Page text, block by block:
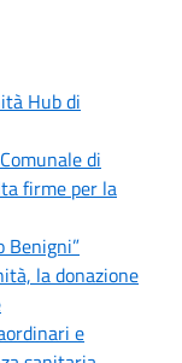
Hub di
di
firme per la
Benigni”
la donazione
e